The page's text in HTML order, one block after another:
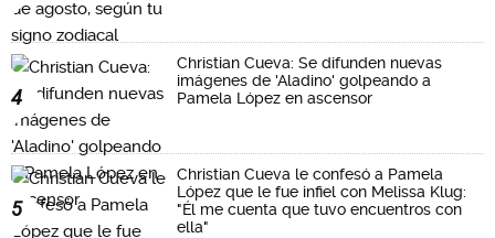
4
Christian Cueva: Se difunden nuevas
imágenes de 'Aladino' golpeando a
Pamela López en ascensor
5
Christian Cueva le confesó a Pamela
López que le fue infiel con Melissa Klug:
"Él me cuenta que tuvo encuentros con
ella"